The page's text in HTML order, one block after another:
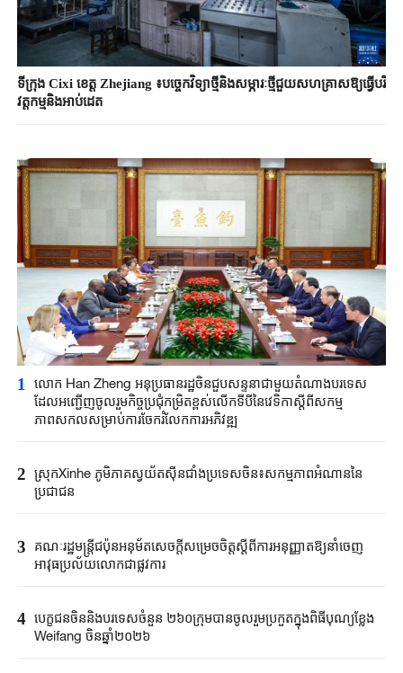
ទីក្រុង Cixi ខេត្ត Zhejiang ៖បច្ចេកវិទ្យាថ្មីនិងសម្ភារៈថ្មីជួយសហគ្រាសឱ្យធ្វើបរិ
វត្តកម្មនិងអាប់ដេត
1 លោក Han Zheng អនុប្រធានរដ្ឋចិនជួបសន្ទនាជាមួយតំណាងបរទេស
ដែលអញ្ជើញចូលរួមកិច្ចប្រជុំកម្រិតខ្ពស់លើកទីបីនៃវេទិកាស្តីពីសកម្ម
ភាពសកលសម្រាប់ការចែករំលែកការអភិវឌ្ឍ
2 ស្រុកXinhe ភូមិភាគស្វយ័តស៊ីនជាំងប្រទេស​ចិន​៖សកម្មភាពអំណាននៃ
ប្រជាជន
3
គណៈរដ្ឋមន្ត្រីជប៉ុនអនុម័តសេចក្តីសម្រេចចិត្តស្តីពីការអនុញ្ញាតឱ្យនាំចេញ
អាវុធប្រល័យលោកជាផ្លូវការ
4 បេក្ខជនចិននិងបរទេសចំនួន ២៦០ក្រុមបានចូលរួមប្រកួតក្នុងពិធីបុណ្យខ្លែង
Weifang ចិនឆ្នាំ២០២៦